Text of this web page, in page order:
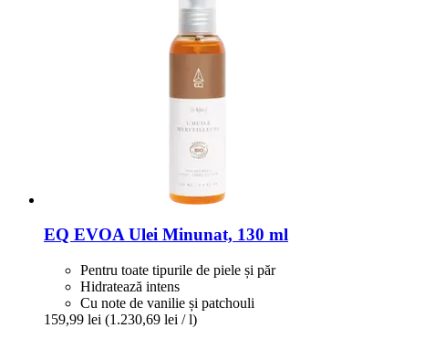
EQ EVOAUlei Minunat, 130 ml
Pentru toate tipurile de piele și păr
Hidratează intens
Cu note de vanilie și patchouli
159,99 lei (1.230,69 lei / l)